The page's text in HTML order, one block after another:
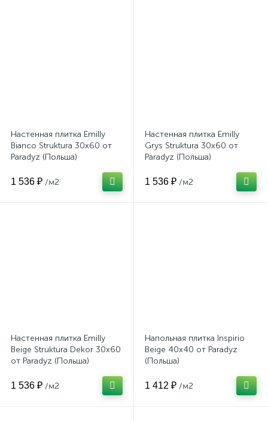
Настенная плитка Emilly
Bianco Struktura 30x60 от
Paradyz (Польша)
1 536 ₽ /м2
Настенная плитка Emilly
Grys Struktura 30x60 от
Paradyz (Польша)
1 536 ₽ /м2
Настенная плитка Emilly
Beige Struktura Dekor 30x60
от Paradyz (Польша)
1 536 ₽ /м2
Напольная плитка Inspirio
Beige 40x40 от Paradyz
(Польша)
1 412 ₽ /м2